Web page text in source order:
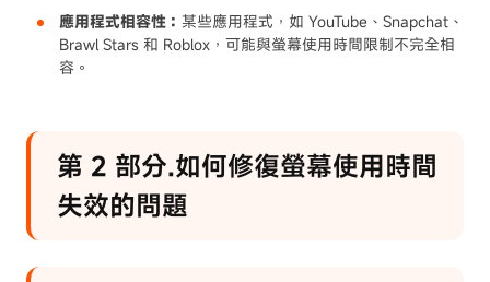
應用程式相容性： 某些應用程式，如 YouTube、Snapchat、
Brawl Stars 和 Roblox，可能與螢幕使用時間限制不完全相
容。
第 2 部分.如何修復螢幕使用時間
失效的問題